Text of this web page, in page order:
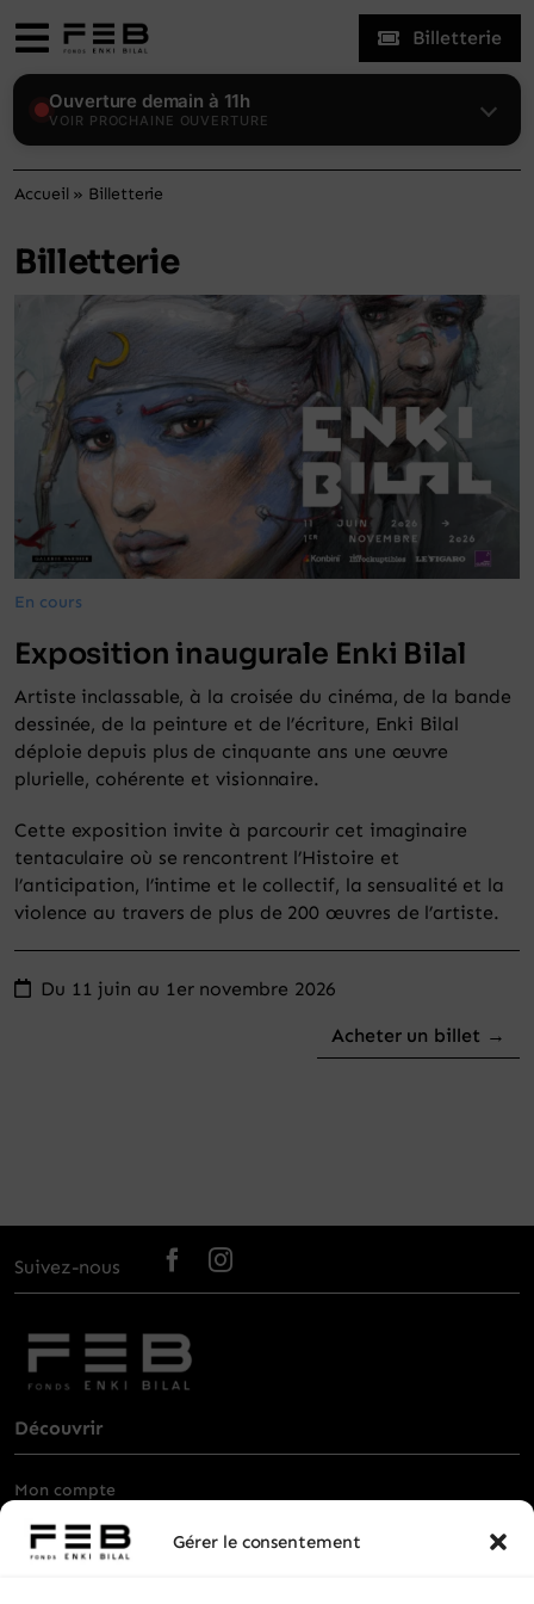
Gérer le consentement
to
Ouverture demain à 11h
VOIR PROCHAINE OUVERTURE
Toggle
Navigation
Expositions
Le Fonds
Enki Bilal
Visiter
Actualités
Mon compte
Panier
Billetterie
Accueil » Billetterie
Billetterie
En cours
Exposition inaugurale Enki Bilal
Artiste inclassable, à la croisée du cinéma, de la bande
dessinée, de la peinture et de l’écriture, Enki Bilal
déploie depuis plus de cinquante ans une œuvre
plurielle, cohérente et visionnaire.
Cette exposition invite à parcourir cet imaginaire
tentaculaire où se rencontrent l’Histoire et
l’anticipation, l’intime et le collectif, la sensualité et la
violence au travers de plus de 200 œuvres de l’artiste.
Du 11 juin au 1er novembre 2026
Acheter un billet →
Suivez-nous
Découvrir
Mon compte
Billetterie